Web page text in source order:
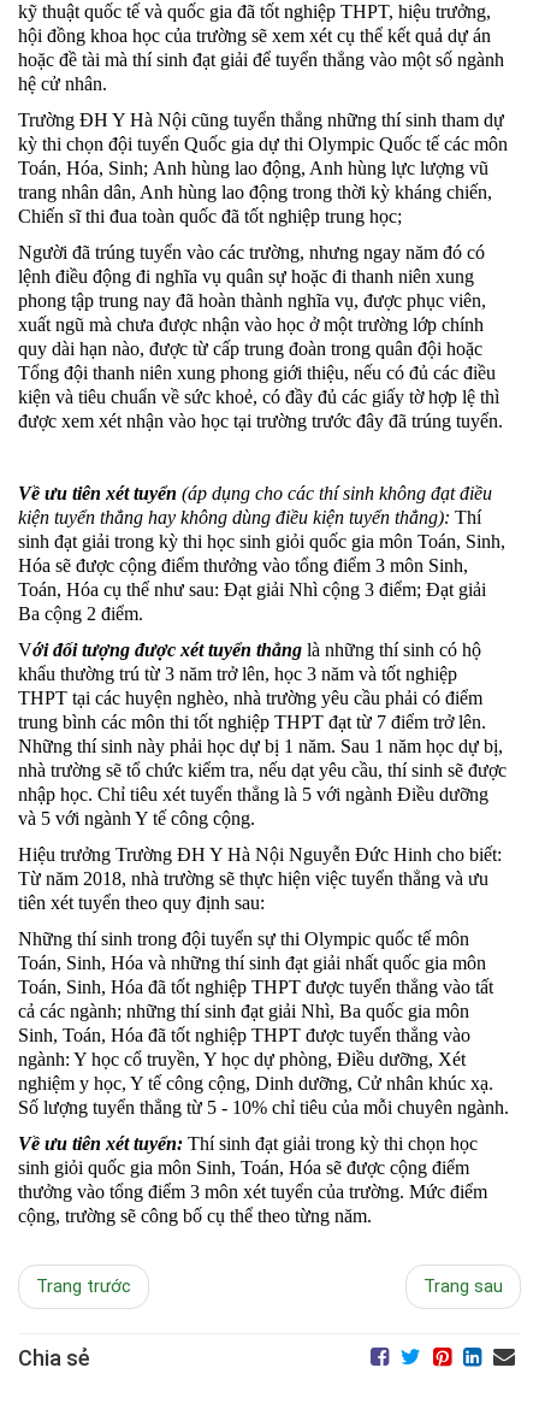
kỹ thuật quốc tế và quốc gia đã tốt nghiệp THPT, hiệu trưởng,
hội đồng khoa học của trường sẽ xem xét cụ thể kết quả dự án
hoặc đề tài mà thí sinh đạt giải để tuyển thẳng vào một số ngành
hệ cử nhân.
Trường ĐH Y Hà Nội cũng tuyển thẳng những thí sinh tham dự
kỳ thi chọn đội tuyển Quốc gia dự thi Olympic Quốc tế các môn
Toán, Hóa, Sinh; Anh hùng lao động, Anh hùng lực lượng vũ
trang nhân dân, Anh hùng lao động trong thời kỳ kháng chiến,
Chiến sĩ thi đua toàn quốc đã tốt nghiệp trung học;
Người đã trúng tuyển vào các trường, nhưng ngay năm đó có
lệnh điều động đi nghĩa vụ quân sự hoặc đi thanh niên xung
phong tập trung nay đã hoàn thành nghĩa vụ, được phục viên,
xuất ngũ mà chưa được nhận vào học ở một trường lớp chính
quy dài hạn nào, được từ cấp trung đoàn trong quân đội hoặc
Tổng đội thanh niên xung phong giới thiệu, nếu có đủ các điều
kiện và tiêu chuẩn về sức khoẻ, có đầy đủ các giấy tờ hợp lệ thì
được xem xét nhận vào học tại trường trước đây đã trúng tuyển.
Về ưu tiên xét tuyển (áp dụng cho các thí sinh không đạt điều
kiện tuyển thẳng hay không dùng điều kiện tuyển thẳng): Thí
sinh đạt giải trong kỳ thi học sinh giỏi quốc gia môn Toán, Sinh,
Hóa sẽ được cộng điểm thưởng vào tổng điểm 3 môn Sinh,
Toán, Hóa cụ thể như sau: Đạt giải Nhì cộng 3 điểm; Đạt giải
Ba cộng 2 điểm.
Với đối tượng được xét tuyển thẳng là những thí sinh có hộ
khẩu thường trú từ 3 năm trở lên, học 3 năm và tốt nghiệp
THPT tại các huyện nghèo, nhà trường yêu cầu phải có điểm
trung bình các môn thi tốt nghiệp THPT đạt từ 7 điểm trở lên.
Những thí sinh này phải học dự bị 1 năm. Sau 1 năm học dự bị,
nhà trường sẽ tổ chức kiểm tra, nếu dạt yêu cầu, thí sinh sẽ được
nhập học. Chỉ tiêu xét tuyển thẳng là 5 với ngành Điều dưỡng
và 5 với ngành Y tế công cộng.
Hiệu trưởng Trường ĐH Y Hà Nội Nguyễn Đức Hinh cho biết:
Từ năm 2018, nhà trường sẽ thực hiện việc tuyển thẳng và ưu
tiên xét tuyển theo quy định sau:
Những thí sinh trong đội tuyển sự thi Olympic quốc tế môn
Toán, Sinh, Hóa và những thí sinh đạt giải nhất quốc gia môn
Toán, Sinh, Hóa đã tốt nghiệp THPT được tuyển thẳng vào tất
cả các ngành; những thí sinh đạt giải Nhì, Ba quốc gia môn
Sinh, Toán, Hóa đã tốt nghiệp THPT được tuyển thẳng vào
ngành: Y học cổ truyền, Y học dự phòng, Điều dưỡng, Xét
nghiệm y học, Y tế công cộng, Dinh dưỡng, Cử nhân khúc xạ.
Số lượng tuyển thẳng từ 5 - 10% chỉ tiêu của mỗi chuyên ngành.
Về ưu tiên xét tuyển: Thí sinh đạt giải trong kỳ thi chọn học
sinh giỏi quốc gia môn Sinh, Toán, Hóa sẽ được cộng điểm
thưởng vào tổng điểm 3 môn xét tuyển của trường. Mức điểm
cộng, trường sẽ công bố cụ thể theo từng năm.
Trang trước Trang sau
Chia sẻ